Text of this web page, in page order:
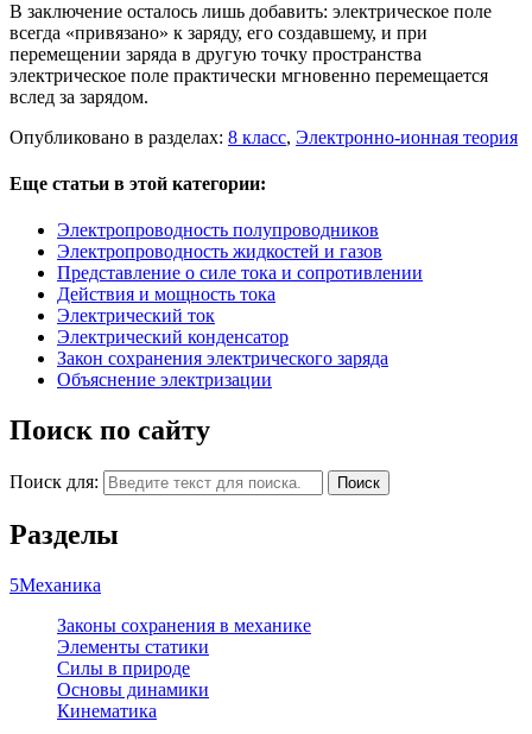
В заключение осталось лишь добавить: электрическое поле
всегда «привязано» к заряду, его создавшему, и при
перемещении заряда в другую точку пространства
электрическое поле практически мгновенно перемещается
вслед за зарядом.
Опубликовано в разделах: 8 класс, Электронно-ионная теория
Еще статьи в этой категории:
Электропроводность полупроводников
Электропроводность жидкостей и газов
Представление о силе тока и сопротивлении
Действия и мощность тока
Электрический ток
Электрический конденсатор
Закон сохранения электрического заряда
Объяснение электризации
Поиск по сайту
Поиск для: Поиск
Разделы
5Механика
Законы сохранения в механике
Элементы статики
Силы в природе
Основы динамики
Кинематика